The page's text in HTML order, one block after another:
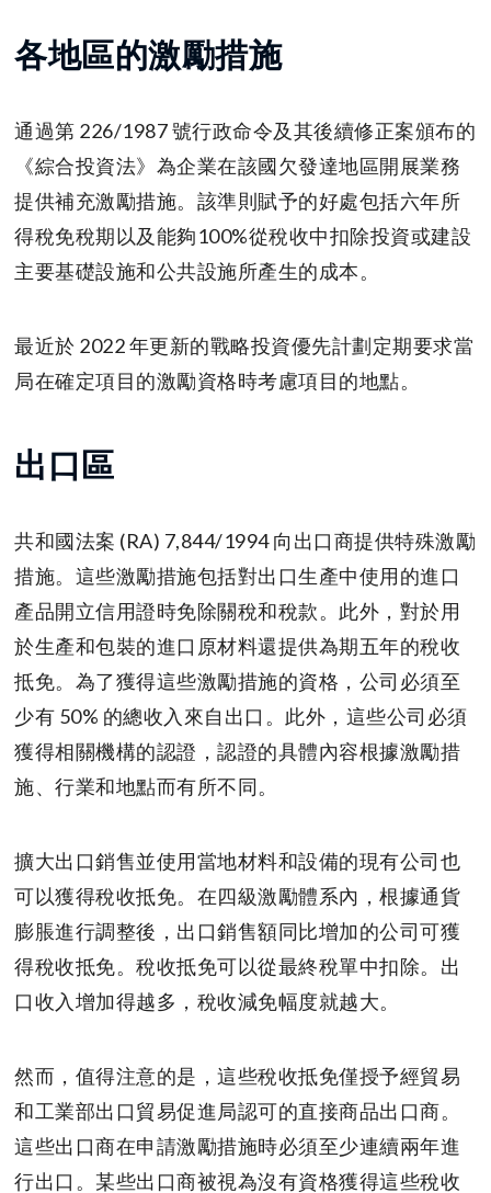
各地區的激勵措施
通過第 226/1987 號行政命令及其後續修正案頒布的
《綜合投資法》為企業在該國欠發達地區開展業務
提供補充激勵措施。該準則賦予的好處包括六年所
得稅免稅期以及能夠100%從稅收中扣除投資或建設
主要基礎設施和公共設施所產生的成本。
最近於 2022 年更新的戰略投資優先計劃定期要求當
局在確定項目的激勵資格時考慮項目的地點。
出口區
共和國法案 (RA) 7,844/1994 向出口商提供特殊激勵
措施。這些激勵措施包括對出口生產中使用的進口
產品開立信用證時免除關稅和稅款。此外，對於用
於生產和包裝的進口原材料還提供為期五年的稅收
抵免。為了獲得這些激勵措施的資格，公司必須至
少有 50% 的總收入來自出口。此外，這些公司必須
獲得相關機構的認證，認證的具體內容根據激勵措
施、行業和地點而有所不同。
擴大出口銷售並使用當地材料和設備的現有公司也
可以獲得稅收抵免。在四級激勵體系內，根據通貨
膨脹進行調整後，出口銷售額同比增加的公司可獲
得稅收抵免。稅收抵免可以從最終稅單中扣除。出
口收入增加得越多，稅收減免幅度就越大。
然而，值得注意的是，這些稅收抵免僅授予經貿易
和工業部出口貿易促進局認可的直接商品出口商。
這些出口商在申請激勵措施時必須至少連續兩年進
行出口。某些出口商被視為沒有資格獲得這些稅收